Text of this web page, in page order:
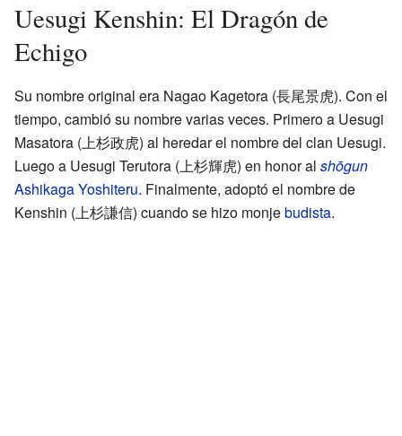
Uesugi Kenshin: El Dragón de
Echigo
Su nombre original era Nagao Kagetora (長尾景虎). Con el
tiempo, cambió su nombre varias veces. Primero a Uesugi
Masatora (上杉政虎) al heredar el nombre del clan Uesugi.
Luego a Uesugi Terutora (上杉輝虎) en honor al shōgun
Ashikaga Yoshiteru. Finalmente, adoptó el nombre de
Kenshin (上杉謙信) cuando se hizo monjebudista.